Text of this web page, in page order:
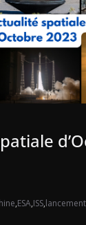
,ESA,ISS,lancement